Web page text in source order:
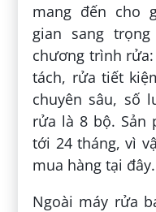
mang đến cho
gian sang
chương trình
tách, rửa tiết
chuyên sâu, số
rửa là 8 bộ. Sản
tới 24 tháng, vì
mua hàng tại đây.
Ngoài máy rửa